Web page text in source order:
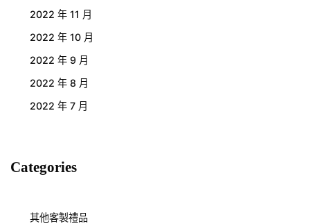
2022 年 11 月
2022 年 10 月
2022 年 9 月
2022 年 8 月
2022 年 7 月
Categories
其他客製禮品